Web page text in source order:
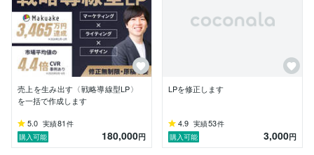
✧ Makuakeで購入総額3,465万円を達成したLPを制作
✧ 市場平均の3〜4倍CVRを複数達成 (新規LP／多業種)
✧ 行政書士等の高難度業界でも市場平均CVRの4倍を達
成
✧ 反響増加で短期間で2度の値上げを実施した事例も
LPは「見た目を整える作業」ではなく、「成果を出す
ための設計」だと考えています。
目的から逆算した構成設計を行うことを大切にしていま
す。
売上を生み出す〈戦略導線型LP〉
を一括で作成します
5.0 実績81 件
購入可能
180,000円
LPを修正します
4.9 実績53件
購入可能
3,000円